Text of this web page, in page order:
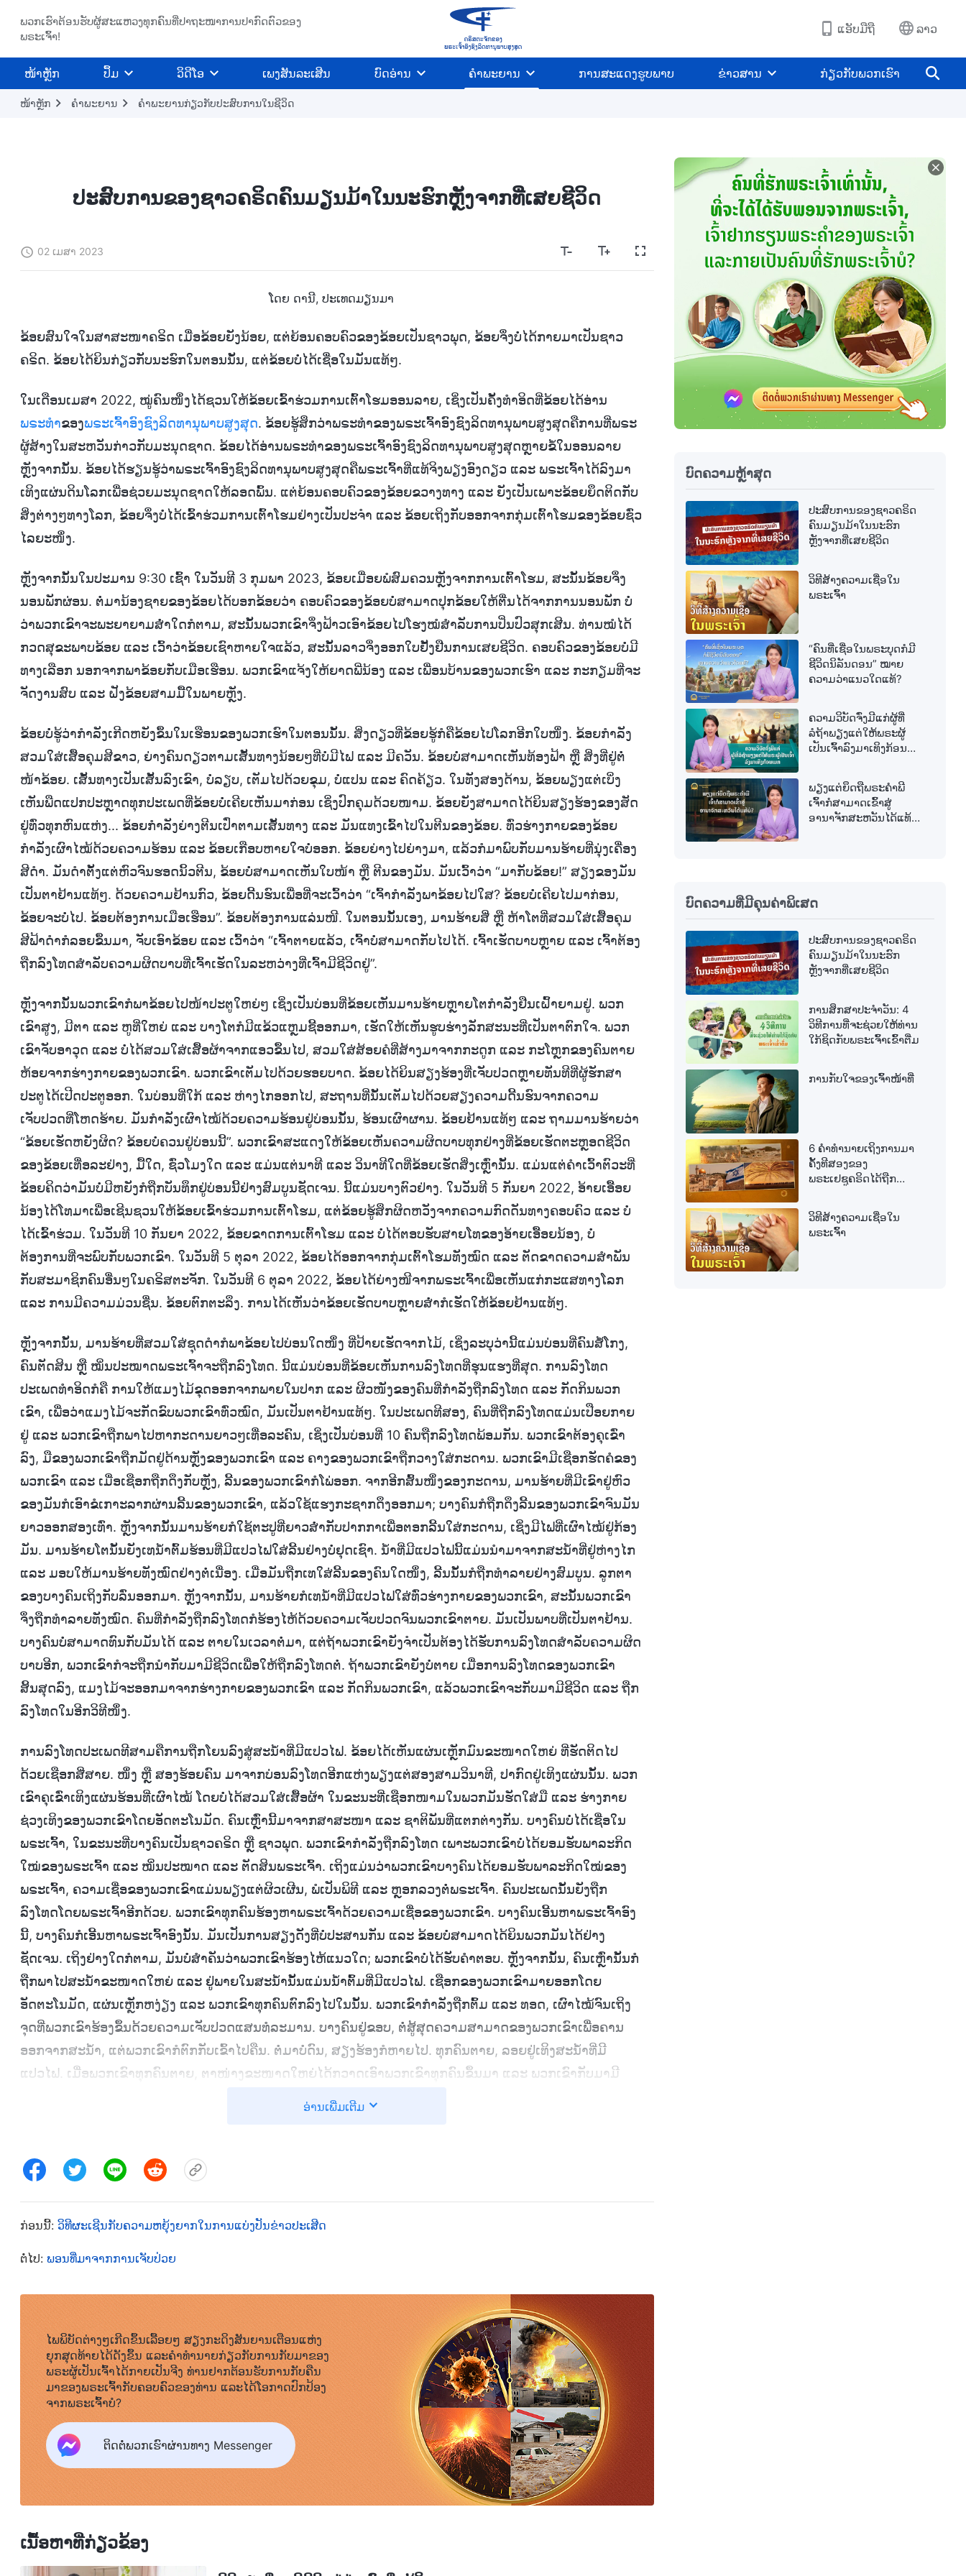
ພວກເຮົາຕ້ອນຮັບຜູ້ສະແຫວງທຸກຄົນທີ່ປາຖະໜາການປາກົດຕົວຂອງ
ພຣະເຈົ້າ!
ແອັບມືຖື ລາວ
​ໜ້າຫຼັກ ປຶ້ມ ວິ​ດີ​ໂອ ເພງສັນລະເສີນ ບົດອ່ານ ຄຳພະຍານ ການສະແດງຮູບພາບ ຂ່າວສານ ກ່ຽວກັບພວກເຮົາ
ໜ້າຫຼັກ ຄຳພະຍານ ຄຳພະຍານກ່ຽວກັບປະສົບການໃນຊີວິດ
ປະສົບການຂອງຊາວຄຣິດຄົນມຽນມ້າໃນນະຮົກຫຼັງຈາກທີ່ເສຍຊີວິດ
02 ເມສາ 2023
ໂດຍ ດານີ, ປະເທດມຽນມາ
ຂ້ອຍສົນໃຈໃນສາສະໜາຄຣິດ ເມື່ອຂ້ອຍຍັງນ້ອຍ, ແຕ່ຍ້ອນຄອບຄົວຂອງຂ້ອຍເປັນຊາວພຸດ, ຂ້ອຍຈຶ່ງບໍ່ໄດ້ກາຍມາເປັນຊາວ
ຄຣິດ. ຂ້ອຍໄດ້ຍິນກ່ຽວກັບນະຮົກໃນຕອນນັ້ນ, ແຕ່ຂ້ອຍບໍ່ໄດ້ເຊື່ອໃນມັນແທ້ໆ.
ໃນເດືອນເມສາ 2022, ໝູ່ຄົນໜຶ່ງໄດ້ຊວນໃຫ້ຂ້ອຍເຂົ້າຮ່ວມການເຕົ້າໂຮມອອນລາຍ, ເຊິ່ງເປັນຄັ້ງທຳອິດທີ່ຂ້ອຍໄດ້ອ່ານ
ພຣະທຳຂອງພຣະເຈົ້າອົງຊົງລິດທານຸພາບສູງສຸດ. ຂ້ອຍຮູ້ສຶກວ່າພຣະທຳຂອງພຣະເຈົ້າອົງຊົງລິດທານຸພາບສູງສຸດຄືການທີ່ພຣະ
ຜູ້ສ້າງໃນສະຫວັນກ່າວກັບມະນຸດຊາດ. ຂ້ອຍໄດ້ອ່ານພຣະທຳຂອງພຣະເຈົ້າອົງຊົງລິດທານຸພາບສູງສຸດຫຼາຍຂໍ້ໃນອອນລາຍ
ຫຼັງຈາກນັ້ນ. ຂ້ອຍໄດ້ຮຽນຮູ້ວ່າພຣະເຈົ້າອົງຊົງລິດທານຸພາບສູງສຸດຄືພຣະເຈົ້າທີ່ແທ້ຈິງພຽງອົງດຽວ ແລະ ພຣະເຈົ້າໄດ້ລົງມາ
ເທິງແຜ່ນດິນໂລກເພື່ອຊ່ວຍມະນຸດຊາດໃຫ້ລອດພົ້ນ. ແຕ່ຍ້ອນຄອບຄົວຂອງຂ້ອຍຂວາງທາງ ແລະ ຍັງເປັນເພາະຂ້ອຍຍຶດຕິດກັບ
ສິ່ງຕ່າງໆທາງໂລກ, ຂ້ອຍຈຶ່ງບໍ່ໄດ້ເຂົ້າຮ່ວມການເຕົ້າໂຮມຢ່າງເປັນປະຈຳ ແລະ ຂ້ອຍເຖິງກັບອອກຈາກກຸ່ມເຕົ້າໂຮມຂອງຂ້ອຍຊົ່ວ
ໄລຍະໜຶ່ງ.
ຫຼັງຈາກນັ້ນໃນປະມານ 9:30 ເຊົ້າ ໃນວັນທີ 3 ກຸມພາ 2023, ຂ້ອຍເມື່ອຍພໍສົມຄວນຫຼັງຈາກການເຕົ້າໂຮມ, ສະນັ້ນຂ້ອຍຈຶ່ງ
ນອນພັກຜ່ອນ. ຕໍ່ມານ້ອງຊາຍຂອງຂ້ອຍໄດ້ບອກຂ້ອຍວ່າ ຄອບຄົວຂອງຂ້ອຍບໍ່ສາມາດປຸກຂ້ອຍໃຫ້ຕື່ນໄດ້ຈາກການນອນພັກ ບໍ່
ວ່າພວກເຂົາຈະພະຍາຍາມສໍ່າໃດກໍຕາມ, ສະນັ້ນພວກເຂົາຈຶ່ງຟ້າວເອົາຂ້ອຍໄປໂຮງໝໍສຳລັບການປິ່ນປົວສຸກເສີນ. ທ່ານໝໍໄດ້
ກວດສຸຂະພາບຂ້ອຍ ແລະ ເວົ້າວ່າຂ້ອຍເຊົາຫາຍໃຈແລ້ວ, ສະນັ້ນລາວຈຶ່ງອອກໃບຢັ້ງຢືນການເສຍຊີວິດ. ຄອບຄົວຂອງຂ້ອຍບໍ່ມີ
ທາງເລືອກ ນອກຈາກພາຂ້ອຍກັບເມືອເຮືອນ. ພວກເຂົາແຈ້ງໃຫ້ຍາດພີ່ນ້ອງ ແລະ ເພື່ອນບ້ານຂອງພວກເຮົາ ແລະ ກະກຽມທີ່ຈະ
ຈັດງານສົບ ແລະ ຝັງຂ້ອຍສາມມື້ໃນພາຍຫຼັງ.
ຂ້ອຍບໍ່ຮູ້ວ່າກຳລັງເກີດຫຍັງຂຶ້ນໃນເຮືອນຂອງພວກເຮົາໃນຕອນນັ້ນ. ສິ່ງດຽວທີ່ຂ້ອຍຮູ້ກໍຄືຂ້ອຍໄປໂລກອີກໃບໜຶ່ງ. ຂ້ອຍກຳລັງ
ສວມໃສ່ເສື້ອຄຸມສີຂາວ, ຍ່າງຄົນດຽວຕາມເສັ້ນທາງນ້ອຍໆທີ່ບໍ່ມີໄຟ ແລະ ມີຄວັນ. ຂ້ອຍບໍ່ສາມາດເຫັນທ້ອງຟ້າ ຫຼື ສິ່ງທີ່ຢູ່ຕໍ່
ໜ້າຂ້ອຍ. ເສັ້ນທາງເປັນເສັ້ນລົງເຂົາ, ບໍ່ລຽບ, ເຕັມໄປດ້ວຍຂຸມ, ບໍ່ແປນ ແລະ ຄົດຄ້ຽວ. ໃນທັງສອງດ້ານ, ຂ້ອຍພຽງແຕ່ເບິ່ງ
ເຫັນພືດແປກປະຫຼາດທຸກປະເພດທີ່ຂ້ອຍບໍ່ເຄີຍເຫັນມາກ່ອນ ເຊິ່ງປົກຄຸມດ້ວຍໜາມ. ຂ້ອຍຍັງສາມາດໄດ້ຍິນສຽງຮ້ອງຂອງສັດ
ຢູ່ທົ່ວທຸກຫົນແຫ່ງ... ຂ້ອຍກຳລັງຍ່າງຕີນເປົ່າຕາມເສັ້ນທາງ ແລະ ມັນແທງເຂົ້າໄປໃນຕີນຂອງຂ້ອຍ. ທົ່ວຮ່າງກາຍຂອງຂ້ອຍ
ກຳລັງເຜົາໄໝ້ດ້ວຍຄວາມຮ້ອນ ແລະ ຂ້ອຍເກືອບຫາຍໃຈບໍ່ອອກ. ຂ້ອຍຍ່າງໄປຍ່າງມາ, ແລ້ວກໍມາພົບກັບມານຮ້າຍທີ່ນຸ່ງເຄື່ອງ
ສີດຳ. ມັນດຳຕັ້ງແຕ່ຫົວຈົນຮອດນິ້ວຕີນ, ຂ້ອຍບໍ່ສາມາດເຫັນໃບໜ້າ ຫຼື ຕີນຂອງມັນ. ມັນເວົ້າວ່າ “ມາກັບຂ້ອຍ!” ສຽງຂອງມັນ
ເປັນຕາຢ້ານແທ້ໆ. ດ້ວຍຄວາມຢ້ານກົວ, ຂ້ອຍດີ້ນຮົນເພື່ອທີ່ຈະເວົ້າວ່າ “ເຈົ້າກຳລັງພາຂ້ອຍໄປໃສ? ຂ້ອຍບໍ່ເຄີຍໄປມາກ່ອນ,
ຂ້ອຍຈະບໍ່ໄປ. ຂ້ອຍຕ້ອງການເມືອເຮືອນ”. ຂ້ອຍຕ້ອງການແລ່ນໜີ. ໃນຕອນນັ້ນເອງ, ມານຮ້າຍສີ່ ຫຼື ຫ້າໂຕທີ່ສວມໃສ່ເສື້ອຄຸມ
ສີຟ້າດຳກໍລອຍຂຶ້ນມາ, ຈັບເອົາຂ້ອຍ ແລະ ເວົ້າວ່າ “ເຈົ້າຕາຍແລ້ວ, ເຈົ້າບໍ່ສາມາດກັບໄປໄດ້. ເຈົ້າເຮັດບາບຫຼາຍ ແລະ ເຈົ້າຕ້ອງ
ຖືກລົງໂທດສຳລັບຄວາມຜິດບາບທີ່ເຈົ້າເຮັດໃນລະຫວ່າງທີ່ເຈົ້າມີຊີວິດຢູ່”.
ຫຼັງຈາກນັ້ນພວກເຂົາກໍພາຂ້ອຍໄປໜ້າປະຕູໃຫຍ່ໆ ເຊິ່ງເປັນບ່ອນທີ່ຂ້ອຍເຫັນມານຮ້າຍຫຼາຍໂຕກຳລັງຢືນເຝົ້າຍາມຢູ່. ພວກ
ເຂົາສູງ, ມີຕາ ແລະ ຫູທີ່ໃຫຍ່ ແລະ ບາງໂຕກໍມີແຂ້ວແຫຼມຊີ້ອອກມາ, ເຮັດໃຫ້ເຫັນຮູບຮ່າງລັກສະນະທີ່ເປັນຕາຕົກໃຈ. ພວກ
ເຂົາຈັບອາວຸດ ແລະ ບໍ່ໄດ້ສວມໃສ່ເສື້ອຜ້າຈາກແອວຂຶ້ນໄປ, ສວມໃສ່ສ້ອຍຄໍທີ່ສ້າງມາຈາກກະດູກ ແລະ ກະໂຫຼກຂອງຄົນຕາຍ
ຫ້ອຍຈາກຮ່າງກາຍຂອງພວກເຂົາ. ພວກເຂົາເຕັມໄປດ້ວຍຮອຍບາດ. ຂ້ອຍໄດ້ຍິນສຽງຮ້ອງທີ່ເຈັບປວດຫຼາຍທັນທີທີ່ຜູ້ຮັກສາ
ປະຕູໄດ້ເປີດປະຕູອອກ. ໃນບ່ອນທີ່ໃກ້ ແລະ ຫ່າງໄກອອກໄປ, ສະຖານທີ່ນັ້ນເຕັມໄປດ້ວຍສຽງຄວາມດີ້ນຮົນຈາກຄວາມ
ເຈັບປວດທີ່ໂຫດຮ້າຍ. ມັນກຳລັງເຜົາໄໝ້ດ້ວຍຄວາມຮ້ອນຢູ່ບ່ອນນັ້ນ, ຮ້ອນເຜົາຜານ. ຂ້ອຍຢ້ານແທ້ໆ ແລະ ຖາມມານຮ້າຍວ່າ
“ຂ້ອຍເຮັດຫຍັງຜິດ? ຂ້ອຍບໍ່ຄວນຢູ່ບ່ອນນີ້”. ພວກເຂົາສະແດງໃຫ້ຂ້ອຍເຫັນຄວາມຜິດບາບທຸກຢ່າງທີ່ຂ້ອຍເຮັດຕະຫຼອດຊີວິດ
ຂອງຂ້ອຍເທື່ອລະຢ່າງ, ມື້ໃດ, ຊົ່ວໂມງໃດ ແລະ ແມ່ນແຕ່ນາທີ ແລະ ວິນາທີໃດທີ່ຂ້ອຍເຮັດສິ່ງເຫຼົ່ານັ້ນ. ແມ່ນແຕ່ຄຳເວົ້າຕົວະທີ່
ຂ້ອຍຄິດວ່າມັນບໍ່ມີຫຍັງກໍຖືກບັນທຶກຢູ່ບ່ອນນີ້ຢ່າງສົມບູນຊັດເຈນ. ນີ້ແມ່ນບາງຕົວຢ່າງ. ໃນວັນທີ 5 ກັນຍາ 2022, ອ້າຍເອື້ອຍ
ນ້ອງໄດ້ໂທມາເພື່ອເຊີນຊວນໃຫ້ຂ້ອຍເຂົ້າຮ່ວມການເຕົ້າໂຮມ, ແຕ່ຂ້ອຍຮູ້ສຶກຜິດຫວັງຈາກຄວາມກົດດັນທາງຄອບຄົວ ແລະ ບໍ່
ໄດ້ເຂົ້າຮ່ວມ. ໃນວັນທີ 10 ກັນຍາ 2022, ຂ້ອຍຂາດການເຕົ້າໂຮມ ແລະ ບໍ່ໄດ້ຕອບຮັບສາຍໂທຂອງອ້າຍເອື້ອຍນ້ອງ, ບໍ່
ຕ້ອງການທີ່ຈະພົບກັບພວກເຂົາ. ໃນວັນທີ 5 ຕຸລາ 2022, ຂ້ອຍໄດ້ອອກຈາກກຸ່ມເຕົ້າໂຮມທັງໝົດ ແລະ ຕັດຂາດຄວາມສຳພັນ
ກັບສະມາຊິກຄົນອື່ນໆໃນຄຣິສຕະຈັກ. ໃນວັນທີ 6 ຕຸລາ 2022, ຂ້ອຍໄດ້ຍ່າງໜີຈາກພຣະເຈົ້າເພື່ອເຫັນແກ່ກະແສທາງໂລກ
ແລະ ການມີຄວາມມ່ວນຊື່ນ. ຂ້ອຍຕົກຕະລຶງ. ການໄດ້ເຫັນວ່າຂ້ອຍເຮັດບາບຫຼາຍສໍ່າກໍເຮັດໃຫ້ຂ້ອຍຢ້ານແທ້ໆ.
ຫຼັງຈາກນັ້ນ, ມານຮ້າຍທີ່ສວມໃສ່ຊຸດດຳກໍພາຂ້ອຍໄປບ່ອນໃດໜຶ່ງ ທີ່ປ້າຍເຮັດຈາກໄມ້, ເຊິ່ງລະບຸວ່ານີ້ແມ່ນບ່ອນທີ່ຄົນສໍ້ໂກງ,
ຄົນຕັດສິນ ຫຼື ໝິ່ນປະໝາດພຣະເຈົ້າຈະຖືກລົງໂທດ. ນີ້ແມ່ນບ່ອນທີ່ຂ້ອຍເຫັນການລົງໂທດທີ່ຮຸນແຮງທີ່ສຸດ. ການລົງໂທດ
ປະເພດທຳອິດກໍຄື ການໃຫ້ແມງໄມ້ຂຸດອອກຈາກພາຍໃນປາກ ແລະ ຜິວໜັງຂອງຄົນທີ່ກຳລັງຖືກລົງໂທດ ແລະ ກັດກິນພວກ
ເຂົາ, ເພື່ອວ່າແມງໄມ້ຈະກັດຂົບພວກເຂົາທົ່ວໝົດ, ມັນເປັນຕາຢ້ານແທ້ໆ. ໃນປະເພດທີສອງ, ຄົນທີ່ຖືກລົງໂທດແມ່ນເປືອຍກາຍ
ຢູ່ ແລະ ພວກເຂົາຖືກພາໄປຫາກະດານຍາວໆເທື່ອລະຄົນ, ເຊິ່ງເປັນບ່ອນທີ່ 10 ຄົນຖືກລົງໂທດພ້ອມກັນ. ພວກເຂົາຕ້ອງຄຸເຂົ່າ
ລົງ, ມືຂອງພວກເຂົາຖືກມັດຢູ່ດ້ານຫຼັງຂອງພວກເຂົາ ແລະ ຄາງຂອງພວກເຂົາຖືກວາງໃສ່ກະດານ. ພວກເຂົາມີເຊືອກຮັດຄໍຂອງ
ພວກເຂົາ ແລະ ເມື່ອເຊືອກຖືກດຶງກັບຫຼັງ, ລີ້ນຂອງພວກເຂົາກໍໂພ່ອອກ. ຈາກອີກສົ້ນໜຶ່ງຂອງກະດານ, ມານຮ້າຍທີ່ມີເຂົາຢູ່ຫົວ
ຂອງມັນກໍເອົາຂໍເກາະລາກຜ່ານລີ້ນຂອງພວກເຂົາ, ແລ້ວໃຊ້ແຮງກະຊາກດຶງອອກມາ; ບາງຄົນກໍຖືກດຶງລີ້ນຂອງພວກເຂົາຈົນມັນ
ຍາວອອກສອງເທົ່າ. ຫຼັງຈາກນັ້ນມານຮ້າຍກໍໃຊ້ຕະປູທີ່ຍາວສໍ່າກັບປາກກາເພື່ອຕອກລີ້ນໃສ່ກະດານ, ເຊິ່ງມີໄຟທີ່ເຜົາໄໝ້ຢູ່ກ້ອງ
ມັນ. ມານຮ້າຍໂຕນັ້ນຍັງເທນໍ້າຕົ້ມຮ້ອນທີ່ມີແປວໄຟໃສ່ລີ້ນຢ່າງບໍ່ຢຸດເຊົາ. ນໍ້າທີ່ມີແປວໄຟນີ້ແມ່ນນໍາມາຈາກສະນໍ້າທີ່ຢູ່ຫ່າງໄກ
ແລະ ມອບໃຫ້ມານຮ້າຍທັງໝົດຢ່າງຕໍ່ເນື່ອງ. ເມື່ອມັນຖືກເທໃສ່ລີ້ນຂອງຄົນໃດໜຶ່ງ, ລີ້ນນັ້ນກໍຖືກທຳລາຍຢ່າງສົມບູນ. ລູກຕາ
ຂອງບາງຄົນເຖິງກັບລົ່ນອອກມາ. ຫຼັງຈາກນັ້ນ, ມານຮ້າຍກໍເທນໍ້າທີ່ມີແປວໄຟໃສ່ທົ່ວຮ່າງກາຍຂອງພວກເຂົາ, ສະນັ້ນພວກເຂົາ
ຈຶ່ງຖືກທຳລາຍທັງໝົດ. ຄົນທີ່ກຳລັງຖືກລົງໂທດກໍຮ້ອງໄຫ້ດ້ວຍຄວາມເຈັບປວດຈົນພວກເຂົາຕາຍ. ມັນເປັນພາບທີ່ເປັນຕາຢ້ານ.
ບາງຄົນບໍ່ສາມາດທົນກັບມັນໄດ້ ແລະ ຕາຍໃນເວລາຕໍ່ມາ, ແຕ່ຖ້າພວກເຂົາຍັງຈຳເປັນຕ້ອງໄດ້ຮັບການລົງໂທດສຳລັບຄວາມຜິດ
ບາບອີກ, ພວກເຂົາກໍຈະຖືກນໍາກັບມາມີຊີວິດເພື່ອໃຫ້ຖືກລົງໂທດຕໍ່. ຖ້າພວກເຂົາຍັງບໍ່ຕາຍ ເມື່ອການລົງໂທດຂອງພວກເຂົາ
ສິ້ນສຸດລົງ, ແມງໄມ້ຈະອອກມາຈາກຮ່າງກາຍຂອງພວກເຂົາ ແລະ ກັດກິນພວກເຂົາ, ແລ້ວພວກເຂົາຈະກັບມາມີຊີວິດ ແລະ ຖືກ
ລົງໂທດໃນອີກວິທີໜຶ່ງ.
ການລົງໂທດປະເພດທີສາມຄືການຖືກໂຍນລົງສູ່ສະນໍ້າທີ່ມີແປວໄຟ. ຂ້ອຍໄດ້ເຫັນແຜ່ນເຫຼັກມົນຂະໜາດໃຫຍ່ ທີ່ຮັດຕິດໄປ
ດ້ວຍເຊືອກສີ່ສາຍ. ໜຶ່ງ ຫຼື ສອງຮ້ອຍຄົນ ມາຈາກບ່ອນລົງໂທດອີກແຫ່ງພຽງແຕ່ສອງສາມວິນາທີ, ປາກົດຢູ່ເທິງແຜ່ນນັ້ນ. ພວກ
ເຂົາຄຸເຂົ່າເທິງແຜ່ນຮ້ອນທີ່ເຜົາໄໝ້ ໂດຍບໍ່ໄດ້ສວມໃສ່ເສື້ອຜ້າ ໃນຂະນະທີ່ເຊືອກໜາມໃນພວກມັນຮັດໃສ່ມື ແລະ ຮ່າງກາຍ
ຊ່ວງເທິງຂອງພວກເຂົາໂດຍອັດຕະໂນມັດ. ຄົນເຫຼົ່ານີ້ມາຈາກສາສະໜາ ແລະ ຊາຕິພັນທີ່ແຕກຕ່າງກັນ. ບາງຄົນບໍ່ໄດ້ເຊື່ອໃນ
ພຣະເຈົ້າ, ໃນຂະນະທີ່ບາງຄົນເປັນຊາວຄຣິດ ຫຼື ຊາວພຸດ. ພວກເຂົາກຳລັງຖືກລົງໂທດ ເພາະພວກເຂົາບໍ່ໄດ້ຍອມຮັບພາລະກິດ
ໃໝ່ຂອງພຣະເຈົ້າ ແລະ ໝິ່ນປະໝາດ ແລະ ຕັດສິນພຣະເຈົ້າ. ເຖິງແມ່ນວ່າພວກເຂົາບາງຄົນໄດ້ຍອມຮັບພາລະກິດໃໝ່ຂອງ
ພຣະເຈົ້າ, ຄວາມເຊື່ອຂອງພວກເຂົາແມ່ນພຽງແຕ່ຜິວເຜີນ, ພໍເປັນພິທີ ແລະ ຫຼອກລວງຕໍ່ພຣະເຈົ້າ. ຄົນປະເພດນັ້ນຍັງຖືກ
ລົງໂທດໂດຍພຣະເຈົ້າອີກດ້ວຍ. ພວກເຂົາທຸກຄົນຮ້ອງຫາພຣະເຈົ້າດ້ວຍຄວາມເຊື່ອຂອງພວກເຂົາ. ບາງຄົນເອີ້ນຫາພຣະເຈົ້າອົງ
ນີ້, ບາງຄົນກໍເອີ້ນຫາພຣະເຈົ້າອົງນັ້ນ. ມັນເປັນການສຽງດັງທີ່ບໍ່ປະສານກັນ ແລະ ຂ້ອຍບໍ່ສາມາດໄດ້ຍິນພວກມັນໄດ້ຢ່າງ
ຊັດເຈນ. ເຖິງຢ່າງໃດກໍຕາມ, ມັນບໍ່ສຳຄັນວ່າພວກເຂົາຮ້ອງໄຫ້ແນວໃດ; ພວກເຂົາບໍ່ໄດ້ຮັບຄຳຕອບ. ຫຼັງຈາກນັ້ນ, ຄົນເຫຼົ່ານັ້ນກໍ
ຖືກພາໄປສະນໍ້າຂະໜາດໃຫຍ່ ແລະ ຢູ່ພາຍໃນສະນໍ້ານັ້ນແມ່ນນໍ້າຕົ້ມທີ່ມີແປວໄຟ. ເຊືອກຂອງພວກເຂົາມາຍອອກໂດຍ
ອັດຕະໂນມັດ, ແຜ່ນເຫຼັກຫງ່ຽງ ແລະ ພວກເຂົາທຸກຄົນຕົກລົງໄປໃນນັ້ນ. ພວກເຂົາກຳລັງຖືກຕົ້ມ ແລະ ທອດ, ເຜົາໄໝ້ຈົນເຖິງ
ຈຸດທີ່ພວກເຂົາຮ້ອງຂຶ້ນດ້ວຍຄວາມເຈັບປວດແສນທໍລະມານ. ບາງຄົນຢູ່ຂອບ, ຕໍ່ສູ້ສຸດຄວາມສາມາດຂອງພວກເຂົາເພື່ອຄານ
ອອກຈາກສະນໍ້າ, ແຕ່ພວກເຂົາກໍຕົກກັບເຂົ້າໄປຄືນ. ຕໍ່ມາບໍ່ດົນ, ສຽງຮ້ອງກໍຫາຍໄປ. ທຸກຄົນຕາຍ, ລອຍຢູ່ເທິງສະນໍ້າທີ່ມີ
ແປວໄຟ. ເມື່ອພວກເຂົາທຸກຄົນຕາຍ, ຕາໜ່າງຂະໜາດໃຫຍ່ໄດ້ກວາດເອົາພວກເຂົາທຸກຄົນຂຶ້ນມາ ແລະ ພວກເຂົາກັບມາມີ
ອາຈານຂອງພວກເຂົາ. ພວກເຂົາບາງຄົນເປືອຍກາຍ, ຖືກລ່າມໂສ້ຢູ່ຄໍ, ແຂນ ແລະ ຂາດ້ວຍໂສ້ທີ່ມີໜາມ. ພວກເຂົາຖືກຂ້ຽນຕີ
ຈົນບວບຊໍ້າໄປດ້ວຍເລືອດ ຈົນເນື້ອໜັງ ແລະ ເລືອດຂອງພວກເຂົາໄຫຼລົງມາ. ພວກເຂົາດີ້ນຮົນ ແລະ ຮ້ອງອອກມາຍ້ອນຄວາມ
ເຈັບປວດ. ມານຮ້າຍໃນນະຮົກໃຊ້ຂວານເພື່ອຕັດມື ແລະ ຕີນຂອງພວກເຂົາ ແລະ ໃຊ້ບາງຢ່າງທີ່ຄ້າຍຄືຄ້ອນຕີເພື່ອທຸບພວກເຂົາ
ໃຫ້ແຫຼກ. ໃນຂະນະທີ່ຖືກລົງໂທດ ພວກເຂົາກໍຖືກຖາມວ່າ “ໃນເວລານັ້ນ ເຈົ້າບໍ່ໄດ້ຄິດຈະເຮັດບາບນີ້ບໍ?” ພວກເຂົາກັບໃຈ, ແຕ່
ບໍ່ມີຜູ້ໃດສາມາດຊ່ວຍພວກເຂົາໃຫ້ລອດພົ້ນໄດ້ ແລະ ພວກເຂົາຖືກທໍລະມານຈົນຕາຍ. ຫຼັງຈາກນັ້ນ, ພວກເຂົາກໍກັບມາມີຊີວິດ
ໃນດິນ. ຄົນທີ່ຖືກລົງໂທດກໍຖືກດູດເຂົ້າໄປຊ້າໆ, ຈົມເຂົ້າໄປໃນແຜ່ນດິນຈົນພວກເຂົາຕາຍ.
ຫຼັງຈາກນັ້ນຂ້ອຍກໍຖືກພາໄປບ່ອນທີ່ຄົນຫຼິ້ນຊູ້ກຳລັງຖືກລົງໂທດ. ພວກເຂົາກຳລັງແລ່ນເພື່ອເອົາຊີວິດຂອງພວກເຂົາໃຫ້ລອດ. ບາງ
ຄົນຖືກຍິງ ແລະ ຖືກຂ້າໂດຍລູກສອນ, ໃນຂະນະທີ່ຄົນອື່ນຖືກແທງຈົນຕາຍ. ບາງຄົນຖືກຕາມລ່າ ແລະ ກັດໃຫ້ຕາຍໂດຍສັດ. ໃນ
ທີ່ສຸດແລ້ວ, ບໍ່ມີຜູ້ໃດສາມາດຫຼົບໜີໄດ້ ແລະ ພວກເຂົາທຸກໆຄົນຕາຍໝົດ. ຫຼັງຈາກນັ້ນ, ຄົນທີ່ຕາຍກໍກັບມາມີຊີວິດເພື່ອຮັບການ
ລົງໂທດຖັດໄປ.
ຂ້ອຍເຫັນອີກບ່ອນໜຶ່ງ ທີ່ກຳລັງລົງໂທດຄົນທີ່ສໍ້ໂກງ ຫຼື ເຊື່ອງເຈດຕະນາທີ່ບໍ່ດີຕໍ່ຄົນອື່ນ, ຄົນທີ່ເອົາປຽບຜູ້ຄົນ ຫຼື ຄົນທີ່ກຳລັງວາງ
ແຜນໃຫ້ຕົນເອງໄດ້ປຽບ ຫຼື ອິດສາຄົນອື່ນ. ມີຂົວລອຍທີ່ມີຊັ້ນເປັນໄມ້ ແລະ ເຊືອກໜາມຢູ່ທັງສອງດ້ານ. ການຈັບເຊືອກໜາມ
ຈະເຮັດໃຫ້ມີເລືອດອອກ, ແຕ່ພວກເຂົາຈະຕົກລົງຖ້າບໍ່ຈັບພວກມັນ ແລະ ມີທະເລສາບທີ່ມີແປວໄຟຢູ່ຂ້າງລຸ່ມ. ເຖິງແມ່ນວ່າພວກ
ບາງຄົນກັງວົນກັບຮູບຮ່າງພາຍນອກແທ້ໆ, ເສຍເວລາຂອງພວກເຂົາໃນການພະຍາຍາມແຕ່ງຕົວໃຫ້ດູດີ ແຕ່ບໍ່ໄດ້ເຊື່ອໃນ
ອ່ານເພີ່ມເຕີມ
ກ່ອນນີ້: ວິທີຜະເຊີນກັບຄວາມຫຍຸ້ງຍາກໃນການແບ່ງປັນຂ່າວປະເສີດ
ຕໍ່ໄປ: ພອນທີ່ມາຈາກການເຈັບປ່ວຍ
ໄພພິບັດຕ່າງໆເກີດຂຶ້ນເລື້ອຍໆ ສຽງກະດິງສັນຍານເຕືອນແຫ່ງ
ຍຸກສຸດທ້າຍໄດ້ດັງຂຶ້ນ ແລະຄໍາທໍານາຍກ່ຽວກັບການກັບມາຂອງ
ພຣະຜູ້ເປັນເຈົ້າໄດ້ກາຍເປັນຈີງ ທ່ານຢາກຕ້ອນຮັບການກັບຄືນ
ມາຂອງພຣະເຈົ້າກັບຄອບຄົວຂອງທ່ານ ແລະໄດ້ໂອກາດປົກປ້ອງ
ຈາກພຣະເຈົ້າບໍ?
ຕິດຕໍ່ພວກເຮົາຜ່ານທາງ Messenger
ເນື້ອຫາທີ່ກ່ຽວຂ້ອງ
ບົດຄວາມຫຼ້າສຸດ
ປະສົບການຂອງຊາວຄຣິດ
ຄົນມຽນມ້າໃນນະຮົກ
ຫຼັງຈາກທີ່ເສຍຊີວິດ
ວິທີສ້າງຄວາມເຊື່ອໃນ
ພຣະເຈົ້າ
“ຄົນທີ່ເຊື່ອໃນພຣະບຸດກໍມີ
ຊີວິດນິລັນດອນ” ໝາຍ
ຄວາມວ່າແນວໃດແທ້?
ຄວາມວິບັດຈົ່ງມີແກ່ຜູ້ທີ່
ລໍຖ້າພຽງແຕ່ໃຫ້ພຣະຜູ້
ເປັນເຈົ້າລົງມາເທິງກ້ອນ
ພຽງແຕ່ຍຶດຖືພຣະຄຳພີ
ເຈົ້າກໍສາມາດເຂົ້າສູ່
ອານາຈັກສະຫວັນໄດ້ແທ້
ບົດຄວາມທີ່ມີຄຸນຄ່າພິເສດ
ປະສົບການຂອງຊາວຄຣິດ
ຄົນມຽນມ້າໃນນະຮົກ
ຫຼັງຈາກທີ່ເສຍຊີວິດ
ການສຶກສາປະຈໍາວັນ: 4
ວິທີການທີ່ຈະຊ່ວຍໃຫ້ທ່ານ
ໃກ້ຊິດກັບພຣະເຈົ້າເຂົ້າຕື່ມ
ການກັບໃຈຂອງເຈົ້າໜ້າທີ່
6 ຄຳທຳນາຍເຖິງການມາ
ຄັ້ງທີສອງຂອງ
ພຣະເຢຊູຄຣິດໄດ້ຖືກ
ວິທີສ້າງຄວາມເຊື່ອໃນ
ພຣະເຈົ້າ